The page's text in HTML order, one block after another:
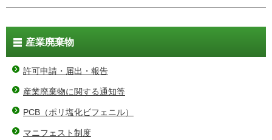
産業廃棄物
許可申請・届出・報告
産業廃棄物に関する通知等
PCB（ポリ塩化ビフェニル）
マニフェスト制度